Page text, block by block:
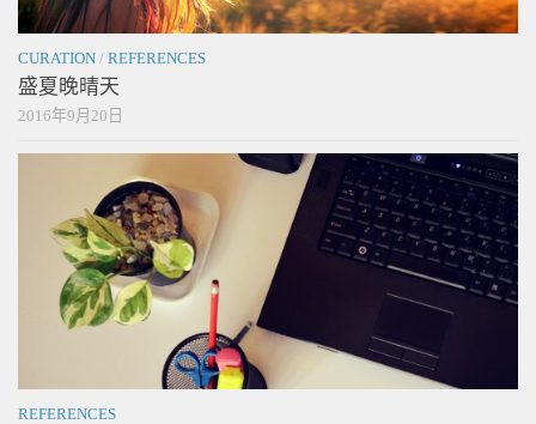
CURATION / REFERENCES
盛夏晚晴天
2016年9月20日
REFERENCES